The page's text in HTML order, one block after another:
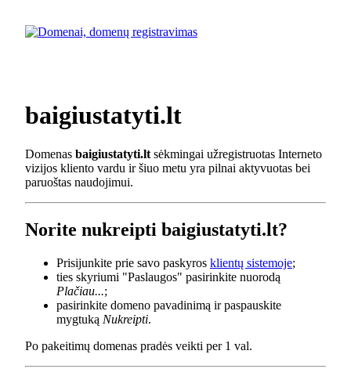
baigiustatyti.lt
Domenas baigiustatyti.lt sėkmingai užregistruotas Interneto
vizijos kliento vardu ir šiuo metu yra pilnai aktyvuotas bei
paruoštas naudojimui.
Norite nukreipti baigiustatyti.lt?
Prisijunkite prie savo paskyros klientų sistemoje;
ties skyriumi "Paslaugos" pasirinkite nuorodą
Plačiau...;
pasirinkite domeno pavadinimą ir paspauskite
mygtuką Nukreipti.
Po pakeitimų domenas pradės veikti per 1 val.